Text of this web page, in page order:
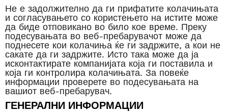
Не е задолжително да ги прифатите колачињата
и согласувањето со користењето на истите може
да биде отповикано во било кое време. Преку
подесувањата во веб-пребарувачот може да
поднесете кои колачиња ќе ги задржите, а кои не
сакате да ги задржите. Исто така може да ја
исконтактирате компанијата која ги поставила и
која ги контролира колачињата. За повеќе
информации проверете во подесувањата на
вашиот веб-пребарувач.
ГЕНЕРАЛНИ ИНФОРМАЦИИ